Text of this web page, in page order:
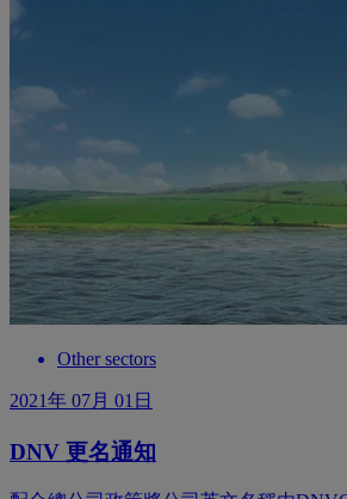
Other sectors
2021年 07月 01日
DNV 更名通知